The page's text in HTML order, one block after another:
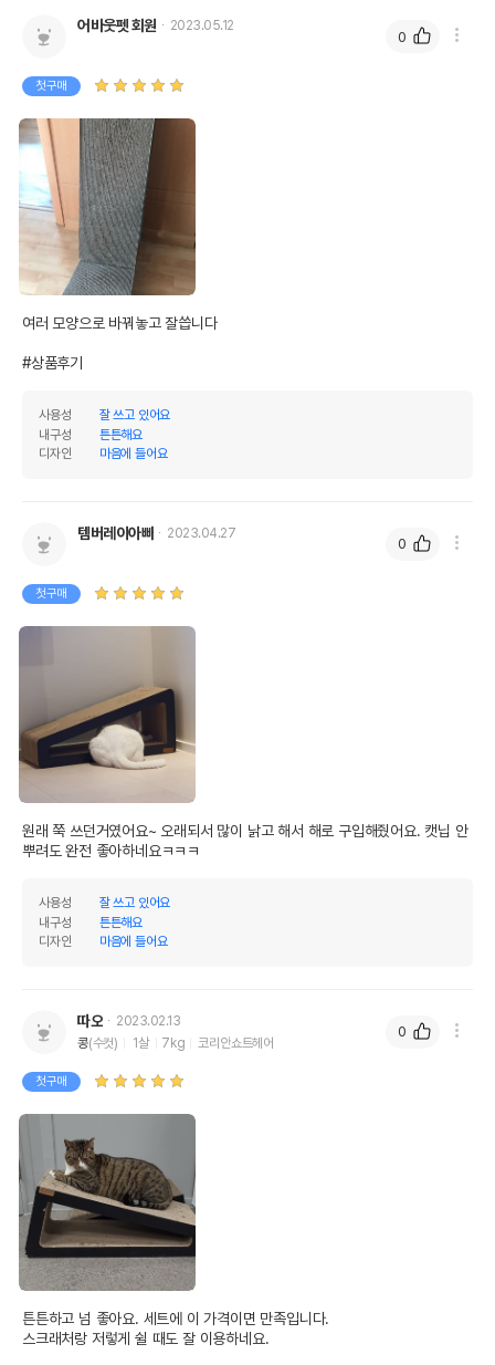
어바웃펫 회원 2023.05.12
첫구매
여러 모양으로 바꿔놓고 잘씁니다
#상품후기
사용성
잘 쓰고 있어요
내구성
튼튼해요
디자인
마음에 들어요
0
템버레이아빠 2023.04.27
첫구매
원래 쭉 쓰던거였어요~ 오래되서 많이 낡고 해서 해로 구입해줬어요. 캣닙 안
뿌려도 완전 좋아하네요ㅋㅋㅋ
사용성
잘 쓰고 있어요
내구성
튼튼해요
디자인
마음에 들어요
0
따오
2023.02.13
콩(수컷) 1살 7kg 코리안쇼트헤어
첫구매
튼튼하고 넘 좋아요. 세트에 이 가격이면 만족입니다.
스크래처랑 저렇게 쉴 때도 잘 이용하네요.
0